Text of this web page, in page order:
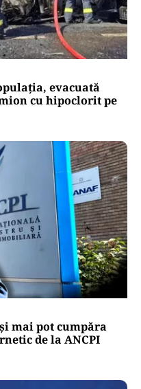
evacuată
cu hipoclorit pe
mai pot cumpăra
de la ANCPI